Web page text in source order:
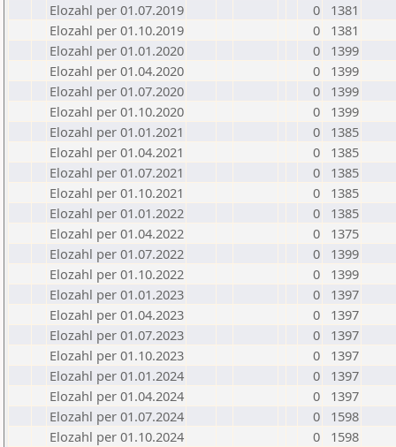
Elozahl per 01.07.2019
0
1381
Elozahl per 01.10.2019
0
1381
Elozahl per 01.01.2020
0
1399
Elozahl per 01.04.2020
0
1399
Elozahl per 01.07.2020
0
1399
Elozahl per 01.10.2020
0
1399
Elozahl per 01.01.2021
0
1385
Elozahl per 01.04.2021
0
1385
Elozahl per 01.07.2021
0
1385
Elozahl per 01.10.2021
0
1385
Elozahl per 01.01.2022
0
1385
Elozahl per 01.04.2022
0
1375
Elozahl per 01.07.2022
0
1399
Elozahl per 01.10.2022
0
1399
Elozahl per 01.01.2023
0
1397
Elozahl per 01.04.2023
0
1397
Elozahl per 01.07.2023
0
1397
Elozahl per 01.10.2023
0
1397
Elozahl per 01.01.2024
0
1397
Elozahl per 01.04.2024
0
1397
Elozahl per 01.07.2024
0
1598
Elozahl per 01.10.2024
0
1598